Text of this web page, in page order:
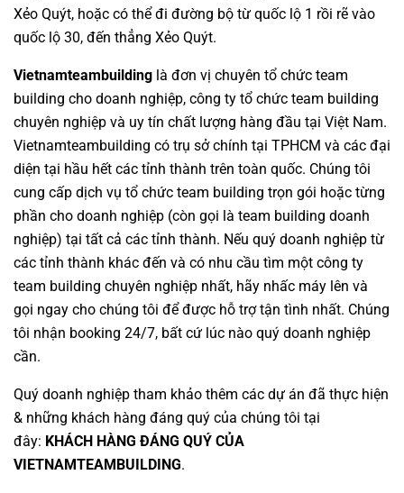
Xẻo Quýt, hoặc có thể đi đường bộ từ quốc lộ 1 rồi rẽ vào
quốc lộ 30, đến thẳng Xẻo Quýt.
Vietnamteambuilding là đơn vị chuyên tổ chức team
building cho doanh nghiệp, công ty tổ chức team building
chuyên nghiệp và uy tín chất lượng hàng đầu tại Việt Nam.
Vietnamteambuilding có trụ sở chính tại TPHCM và các đại
diện tại hầu hết các tỉnh thành trên toàn quốc. Chúng tôi
cung cấp dịch vụ tổ chức team building trọn gói hoặc từng
phần cho doanh nghiệp (còn gọi là team building doanh
nghiệp) tại tất cả các tỉnh thành. Nếu quý doanh nghiệp từ
các tỉnh thành khác đến và có nhu cầu tìm một công ty
team building chuyên nghiệp nhất, hãy nhấc máy lên và
gọi ngay cho chúng tôi để được hỗ trợ tận tình nhất. Chúng
tôi nhận booking 24/7, bất cứ lúc nào quý doanh nghiệp
cần.
Quý doanh nghiệp tham khảo thêm các dự án đã thực hiện
& những khách hàng đáng quý của chúng tôi tại
đây: KHÁCH HÀNG ĐÁNG QUÝ CỦA
VIETNAMTEAMBUILDING.